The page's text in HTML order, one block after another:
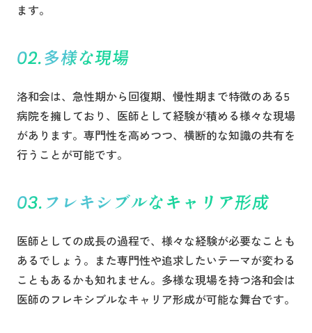
ます。
多様な現場
洛和会は、急性期から回復期、慢性期まで特徴のある5
病院を擁しており、医師として経験が積める様々な現場
があります。専門性を高めつつ、横断的な知識の共有を
行うことが可能です。
フレキシブルなキャリア形成
医師としての成長の過程で、様々な経験が必要なことも
あるでしょう。また専門性や追求したいテーマが変わる
こともあるかも知れません。多様な現場を持つ洛和会は
医師のフレキシブルなキャリア形成が可能な舞台です。